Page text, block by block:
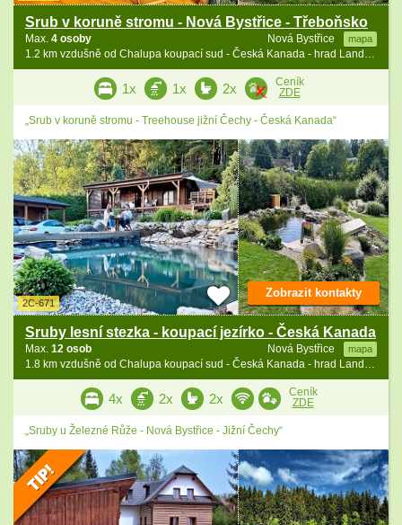
Srub v koruně stromu - Nová Bystřice - Třeboňsko
Nová Bystřice mapa
Max. 4 osoby
1.2 km vzdušně od Chalupa koupací sud - Česká Kanada - hrad Landštejn
1x 1x 2x
Ceník
ZDE
„Srub v koruně stromu - Treehouse jižní Čechy - Česká Kanada“
2C-671
Sruby lesní stezka - koupací jezírko - Česká Kanada
Nová Bystřice mapa
Max. 12 osob
1.8 km vzdušně od Chalupa koupací sud - Česká Kanada - hrad Landštejn
Zobrazit kontakty
4x 2x 2x
Ceník
ZDE
„Sruby u Železné Růže - Nová Bystřice - Jižní Čechy“